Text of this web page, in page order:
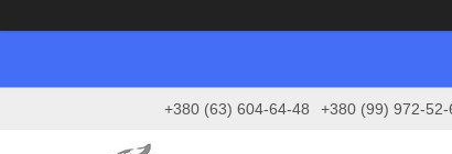
+380 (63) 604-64-48 +380 (99) 972-52-